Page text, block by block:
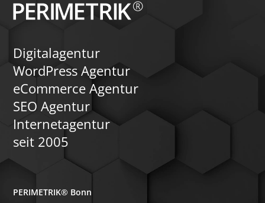
Digitalagentur
WordPress Agentur
eCommerce Agentur
SEO Agentur
Internetagentur
seit 2005
PERIMETRIK® Bonn